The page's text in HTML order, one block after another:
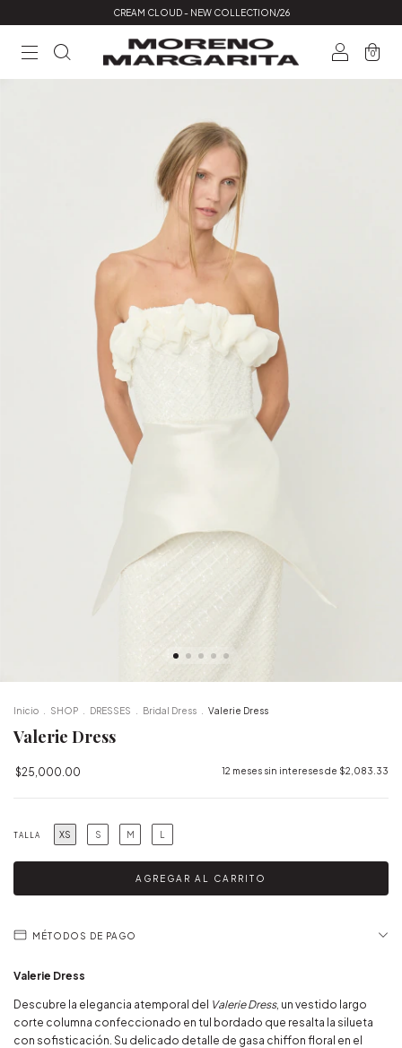
CREAM CLOUD - NEW COLLECTION/26
0
Inicio SHOP DRESSES Bridal Dress Valerie Dress
Valerie Dress
$25,000.00 12 meses sin intereses de $2,083.33
TALLA XS S M L
MÉTODOS DE PAGO
Valerie Dress
Descubre la elegancia atemporal del Valerie Dress, un vestido largo
corte columna confeccionado en tul bordado que resalta la silueta
con sofisticación. Su delicado detalle de gasa chiffon floral en el